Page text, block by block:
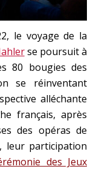
le voyage de la
se poursuit à
80 bougies des
se réinventant
alléchante
français, après
des opéras de
leur participation
des Jeux